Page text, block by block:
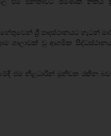
ශ්‍රී පාදස්ථානයට හැටන්
ශාලාවක් වු ආගමික
එම නිළධාරින් මුනිවත රකින